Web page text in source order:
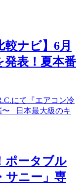
較ナビ】6月
発表！夏本番
にて『エアコン冷
〜 日本最大級のキ
ポータブル
サニー」専